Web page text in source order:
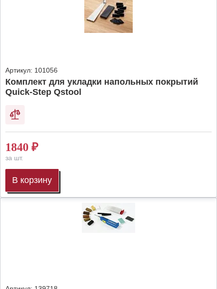
Артикул: 101056
Комплект для укладки напольных покрытий
Quick-Step Qstool
1840 ₽
за шт.
В корзину